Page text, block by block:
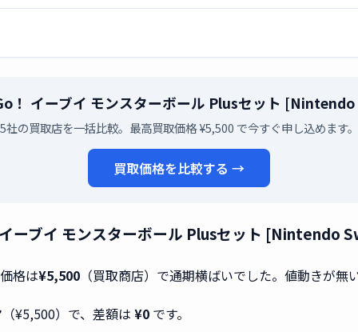
！ イーブイ モンスターボール Plusセット
5社の買取店を一括比較。最高買取価格 ¥5,500 で今すぐ申し込めます。
買取価格を比較する →
ーブイ モンスターボール Plusセット [Nintendo
格は¥5,500 （買取商店）で通期横ばいでした。値動きが
（¥5,500）で、差額は ¥0 です。